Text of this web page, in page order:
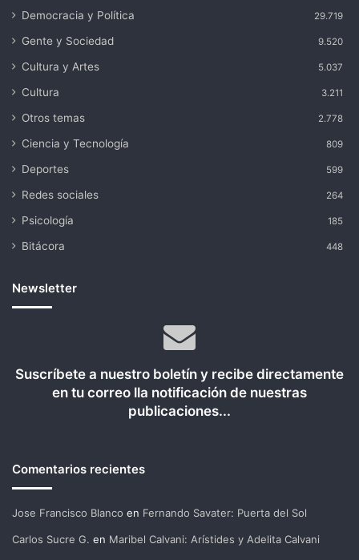
Democracia y Política 29.719
Gente y Sociedad 9.520
Cultura y Artes 5.037
Cultura 3.211
Otros temas 2.778
Ciencia y Tecnología 809
Deportes 599
Redes sociales 264
Psicología 185
Bitácora 448
Newsletter
Suscríbete a nuestro boletín y recibe directamente
en tu correo lla notificación de nuestras
publicaciones...
Comentarios recientes
Jose Francisco Blanco en Fernando Savater: Puerta del Sol
Carlos Sucre G. en Maribel Calvani: Arístides y Adelita Calvani